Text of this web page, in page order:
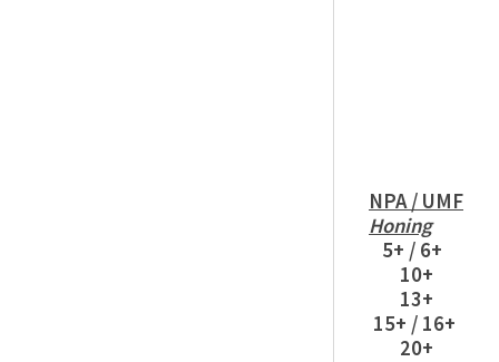
NPA / UMF
Honing
5+ / 6+
10+
13+
15+ / 16+